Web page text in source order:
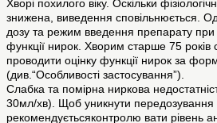
Хворі похилого віку. Оскільки
знижена, виведення сповільнюється.
дозу та режим введення препарату
функції нирок. Хворим старше 75 років
проводити оцінку функції нирок за
(див.“Особливості застосування”).
Слабка та помірна ниркова
30мл/хв). Щоб уникнути передозування
рекомендуєтьсяконтролю вати рівень